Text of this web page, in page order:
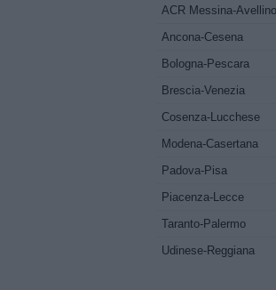
ACR Messina-Avellino
Ancona-Cesena
Bologna-Pescara
Brescia-Venezia
Cosenza-Lucchese
Modena-Casertana
Padova-Pisa
Piacenza-Lecce
Taranto-Palermo
Udinese-Reggiana